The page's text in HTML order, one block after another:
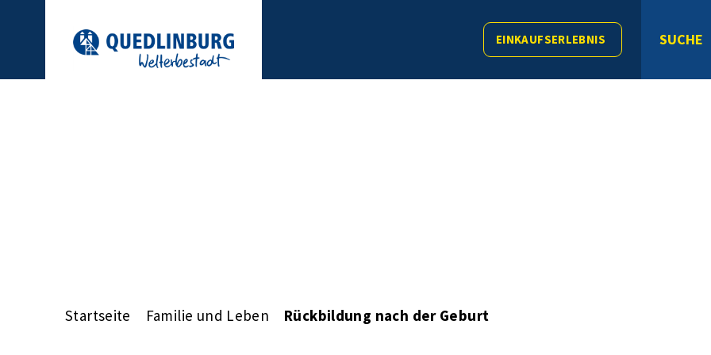
EINKAUFSERLEBNIS SUCHE
Startseite Familie und Leben Rückbildung nach der Geburt